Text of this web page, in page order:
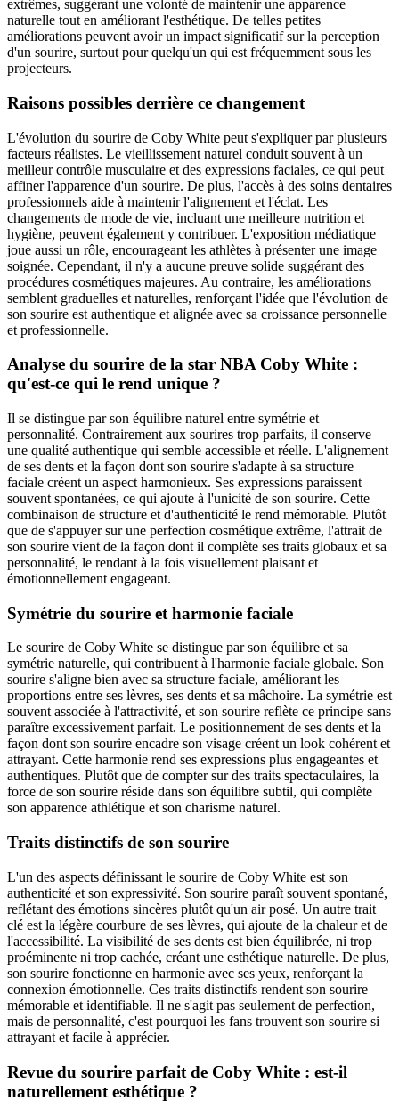
extrêmes, suggérant une volonté de maintenir une apparence
naturelle tout en améliorant l'esthétique. De telles petites
améliorations peuvent avoir un impact significatif sur la perception
d'un sourire, surtout pour quelqu'un qui est fréquemment sous les
projecteurs.
Raisons possibles derrière ce changement
L'évolution du sourire de Coby White peut s'expliquer par plusieurs
facteurs réalistes. Le vieillissement naturel conduit souvent à un
meilleur contrôle musculaire et des expressions faciales, ce qui peut
affiner l'apparence d'un sourire. De plus, l'accès à des soins dentaires
professionnels aide à maintenir l'alignement et l'éclat. Les
changements de mode de vie, incluant une meilleure nutrition et
hygiène, peuvent également y contribuer. L'exposition médiatique
joue aussi un rôle, encourageant les athlètes à présenter une image
soignée. Cependant, il n'y a aucune preuve solide suggérant des
procédures cosmétiques majeures. Au contraire, les améliorations
semblent graduelles et naturelles, renforçant l'idée que l'évolution de
son sourire est authentique et alignée avec sa croissance personnelle
et professionnelle.
Analyse du sourire de la star NBA Coby White :
qu'est-ce qui le rend unique ?
Il se distingue par son équilibre naturel entre symétrie et
personnalité. Contrairement aux sourires trop parfaits, il conserve
une qualité authentique qui semble accessible et réelle. L'alignement
de ses dents et la façon dont son sourire s'adapte à sa structure
faciale créent un aspect harmonieux. Ses expressions paraissent
souvent spontanées, ce qui ajoute à l'unicité de son sourire. Cette
combinaison de structure et d'authenticité le rend mémorable. Plutôt
que de s'appuyer sur une perfection cosmétique extrême, l'attrait de
son sourire vient de la façon dont il complète ses traits globaux et sa
personnalité, le rendant à la fois visuellement plaisant et
émotionnellement engageant.
Symétrie du sourire et harmonie faciale
Le sourire de Coby White se distingue par son équilibre et sa
symétrie naturelle, qui contribuent à l'harmonie faciale globale. Son
sourire s'aligne bien avec sa structure faciale, améliorant les
proportions entre ses lèvres, ses dents et sa mâchoire. La symétrie est
souvent associée à l'attractivité, et son sourire reflète ce principe sans
paraître excessivement parfait. Le positionnement de ses dents et la
façon dont son sourire encadre son visage créent un look cohérent et
attrayant. Cette harmonie rend ses expressions plus engageantes et
authentiques. Plutôt que de compter sur des traits spectaculaires, la
force de son sourire réside dans son équilibre subtil, qui complète
son apparence athlétique et son charisme naturel.
Traits distinctifs de son sourire
L'un des aspects définissant le sourire de Coby White est son
authenticité et son expressivité. Son sourire paraît souvent spontané,
reflétant des émotions sincères plutôt qu'un air posé. Un autre trait
clé est la légère courbure de ses lèvres, qui ajoute de la chaleur et de
l'accessibilité. La visibilité de ses dents est bien équilibrée, ni trop
proéminente ni trop cachée, créant une esthétique naturelle. De plus,
son sourire fonctionne en harmonie avec ses yeux, renforçant la
connexion émotionnelle. Ces traits distinctifs rendent son sourire
mémorable et identifiable. Il ne s'agit pas seulement de perfection,
mais de personnalité, c'est pourquoi les fans trouvent son sourire si
attrayant et facile à apprécier.
Revue du sourire parfait de Coby White : est-il
naturellement esthétique ?